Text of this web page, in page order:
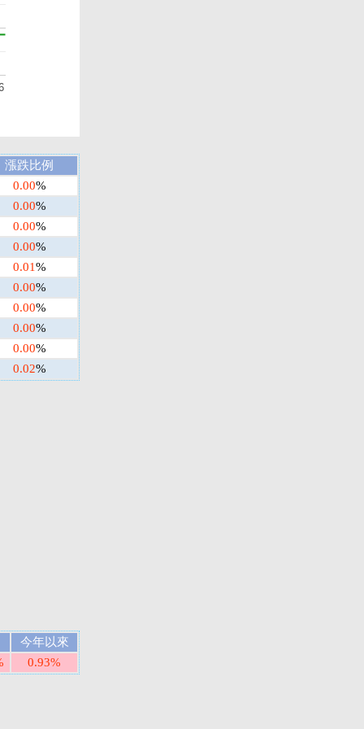
漲跌比例
0.00%
0.00%
0.00%
0.00%
0.01%
0.00%
0.00%
0.00%
0.00%
0.02%
今年以來
0.93%